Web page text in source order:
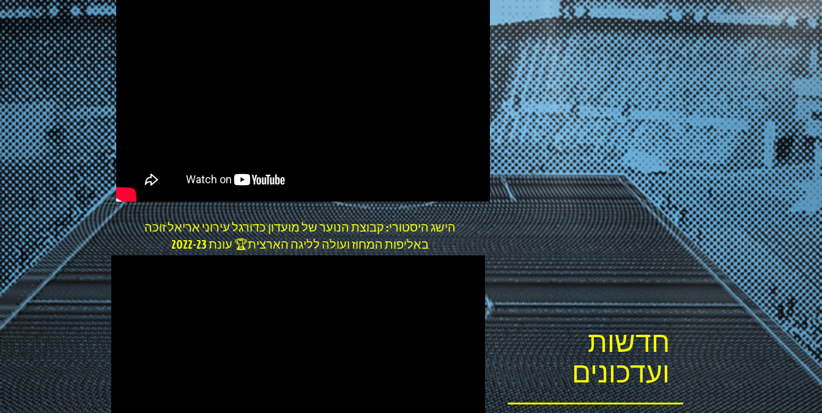
הישג היסטורי: קבוצת הנוער של מועדון כדורגל עירוני אריאל זוכה
באליפות המחוז ועולה לליגה הארצית🏆 עונת 2022-23
חדשות
ועדכונים